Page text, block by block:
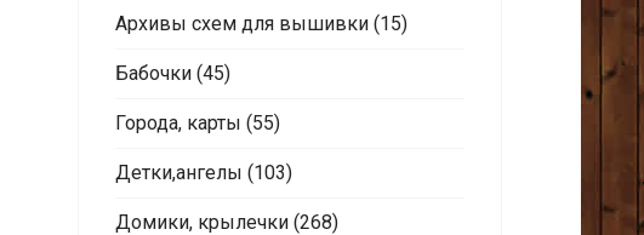
Архивы схем для вышивки (15)
Бабочки (45)
Города, карты (55)
Детки,ангелы (103)
Домики, крылечки (268)